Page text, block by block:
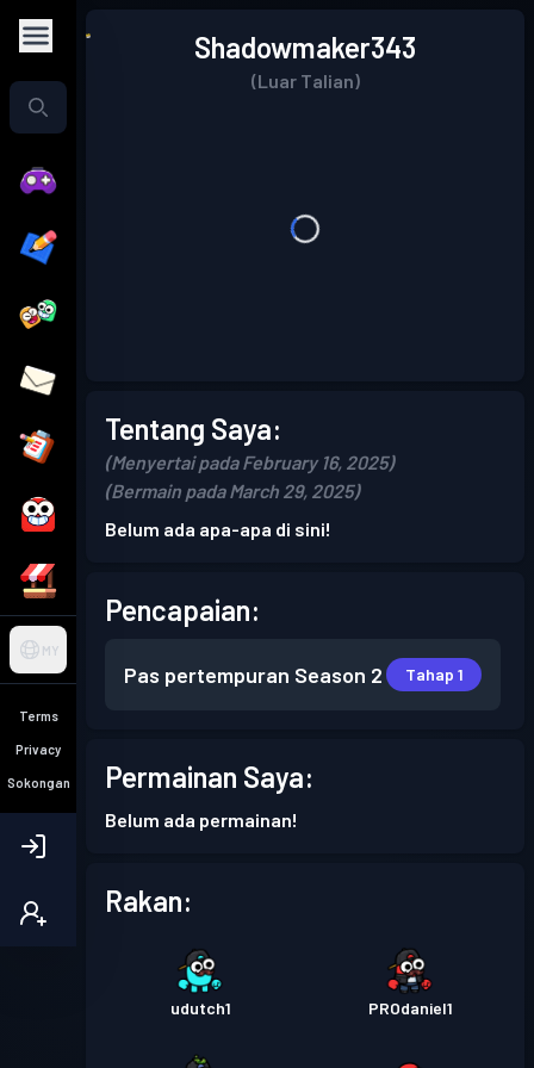
MY
Terms
Privacy
Sokongan
Shadowmaker343
(Luar Talian)
Tentang Saya:
(Menyertai pada February 16, 2025)
(Bermain pada March 29, 2025)
Belum ada apa-apa di sini!
Pencapaian:
Pas pertempuran Season 2 Tahap 1
Permainan Saya:
Belum ada permainan!
Rakan:
udutch1 PROdaniel1